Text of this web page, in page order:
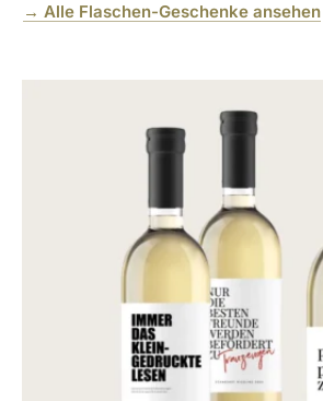
→ Alle Flaschen-Geschenke ansehen